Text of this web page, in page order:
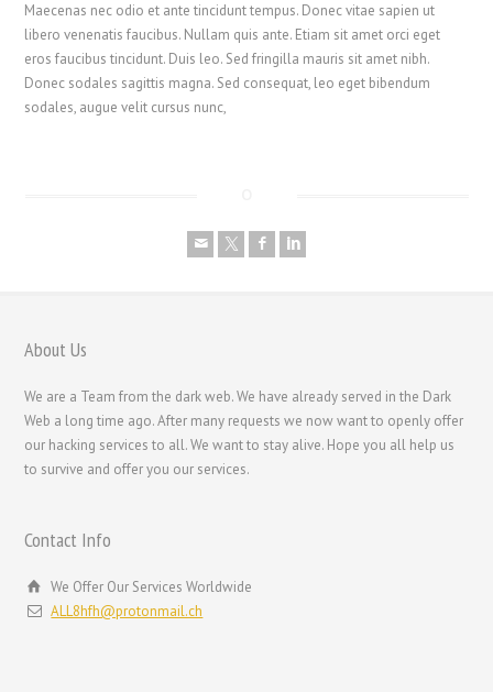
Maecenas nec odio et ante tincidunt tempus. Donec vitae sapien ut
libero venenatis faucibus. Nullam quis ante. Etiam sit amet orci eget
eros faucibus tincidunt. Duis leo. Sed fringilla mauris sit amet nibh.
Donec sodales sagittis magna. Sed consequat, leo eget bibendum
sodales, augue velit cursus nunc,
About Us
We are a Team from the dark web. We have already served in the Dark
Web a long time ago. After many requests we now want to openly offer
our hacking services to all. We want to stay alive. Hope you all help us
to survive and offer you our services.
Contact Info
We Offer Our Services Worldwide
ALL8hfh@protonmail.ch
עִבְרִית
日本語
한국어
Português
ไทย
简体中文
香港中文